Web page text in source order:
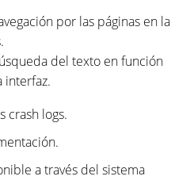
por las páginas en la
del texto en función
interfaz.
crash logs.
a través del sistema